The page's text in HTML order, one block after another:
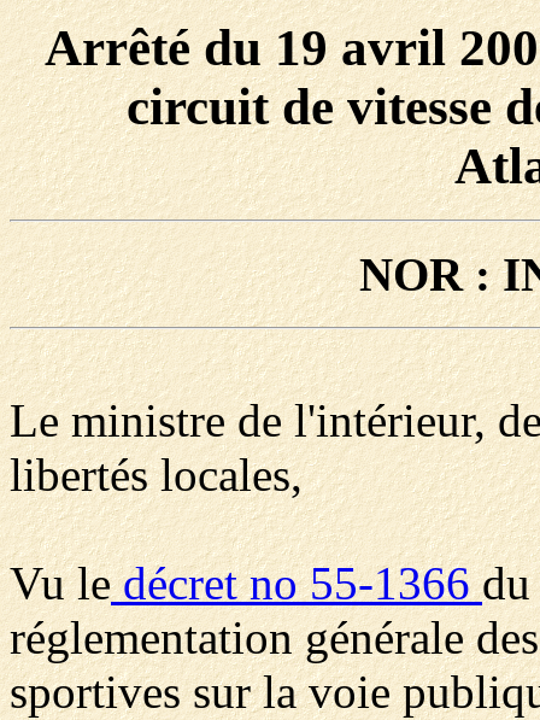
Arrêté du 19 avril
circuit de vitesse
NOR :
Le ministre de l'intérieur,
libertés locales,
Vu ledécret no 55-1366
réglementation générale
sportives sur la voie